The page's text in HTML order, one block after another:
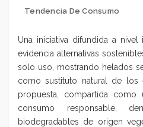
Tendencia De Consumo
Una iniciativa difundida a
evidencia alternativas
solo uso, mostrando helados
como sustituto natural de los
propuesta, compartida
consumo responsable,
biodegradables de origen